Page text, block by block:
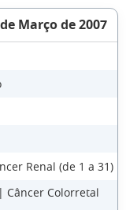
Março de 2007
Renal (de 1 a 31)
Colorretal